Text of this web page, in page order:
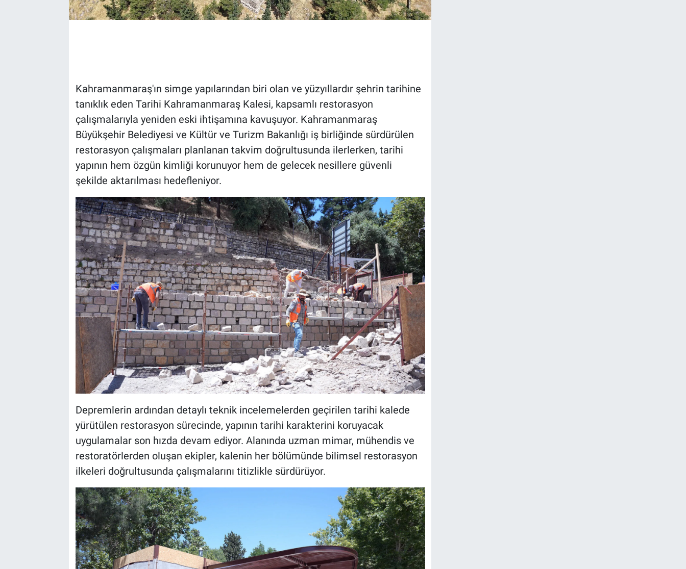
Kahramanmaraş'ın simge yapılarından biri olan ve yüzyıllardır şehrin tarihine
tanıklık eden Tarihi Kahramanmaraş Kalesi, kapsamlı restorasyon
çalışmalarıyla yeniden eski ihtişamına kavuşuyor. Kahramanmaraş
Büyükşehir Belediyesi ve Kültür ve Turizm Bakanlığı iş birliğinde sürdürülen
restorasyon çalışmaları planlanan takvim doğrultusunda ilerlerken, tarihi
yapının hem özgün kimliği korunuyor hem de gelecek nesillere güvenli
şekilde aktarılması hedefleniyor.
Depremlerin ardından detaylı teknik incelemelerden geçirilen tarihi kalede
yürütülen restorasyon sürecinde, yapının tarihi karakterini koruyacak
uygulamalar son hızda devam ediyor. Alanında uzman mimar, mühendis ve
restoratörlerden oluşan ekipler, kalenin her bölümünde bilimsel restorasyon
ilkeleri doğrultusunda çalışmalarını titizlikle sürdürüyor.